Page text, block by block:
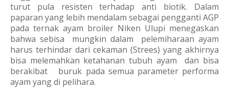
turut pula resisten terhadap anti biotik. Dalam
paparan yang lebih mendalam sebagai pengganti AGP
pada ternak ayam broiler Niken Ulupi menegaskan
bahwa sebisa mungkin dalam pelemiharaan ayam
harus terhindar dari cekaman (Strees) yang akhirnya
bisa melemahkan ketahanan tubuh ayam dan bisa
berakibat buruk pada semua parameter performa
ayam yang di pelihara.